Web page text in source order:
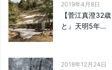
2019年4月8日
【菅江真澄32
と』天明5年...
2018年12月24日